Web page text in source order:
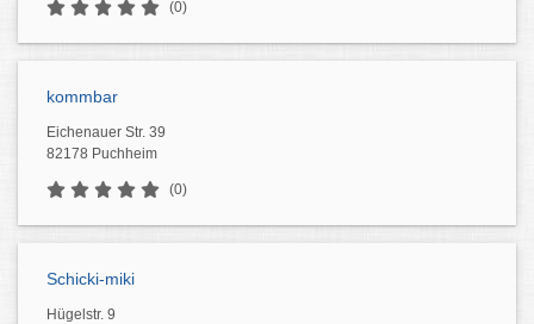
(0)
kommbar
Eichenauer Str. 39
82178 Puchheim
(0)
Schicki-miki
Hügelstr. 9